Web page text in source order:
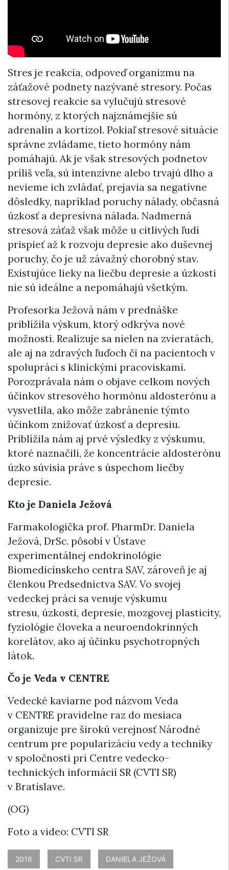
Stres je reakcia, odpoveď organizmu na
záťažové podnety nazývané stresory. Počas
stresovej reakcie sa vylučujú stresové
hormóny, z ktorých najznámejšie sú
adrenalín a kortizol. Pokiaľ stresové situácie
správne zvládame, tieto hormóny nám
pomáhajú. Ak je však stresových podnetov
príliš veľa, sú intenzívne alebo trvajú dlho a
nevieme ich zvládať, prejavia sa negatívne
dôsledky, napríklad poruchy nálady, občasná
úzkosť a depresívna nálada. Nadmerná
stresová záťaž však môže u citlivých ľudí
prispieť až k rozvoju depresie ako duševnej
poruchy, čo je už závažný chorobný stav.
Existujúce lieky na liečbu depresie a úzkosti
nie sú ideálne a nepomáhajú všetkým.
Profesorka Ježová nám v prednáške
priblížila výskum, ktorý odkrýva nové
možnosti. Realizuje sa nielen na zvieratách,
ale aj na zdravých ľuďoch či na pacientoch v
spolupráci s klinickými pracoviskami.
Porozprávala nám o objave celkom nových
účinkov stresového hormónu aldosterónu a
vysvetlila, ako môže zabránenie týmto
účinkom znižovať úzkosť a depresiu.
Priblížila nám aj prvé výsledky z výskumu,
ktoré naznačili, že koncentrácie aldosterónu
úzko súvisia práve s úspechom liečby
depresie.
Kto je Daniela Ježová
Farmakologička prof. PharmDr. Daniela
Ježová, DrSc. pôsobí v Ústave
experimentálnej endokrinológie
Biomedicínskeho centra SAV, zároveň je aj
členkou Predsedníctva SAV. Vo svojej
vedeckej práci sa venuje výskumu
stresu, úzkosti, depresie, mozgovej plasticity,
fyziológie človeka a neuroendokrinných
korelátov, ako aj účinku psychotropných
látok.
Čo je Veda v CENTRE
Vedecké kaviarne pod názvom Veda
v CENTRE pravidelne raz do mesiaca
organizuje pre širokú verejnosť Národné
centrum pre popularizáciu vedy a techniky
v spoločnosti pri Centre vedecko-
technických informácií SR (CVTI SR)
v Bratislave.
(OG)
Foto a video: CVTI SR
2016 CVTI SR DANIELA JEŽOVÁ